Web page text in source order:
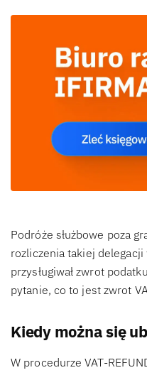
Podróże służbowe poza
rozliczenia takiej
przysługiwał zwrot
pytanie, co to jest zwrot
Kiedy można się
W procedurze VAT-